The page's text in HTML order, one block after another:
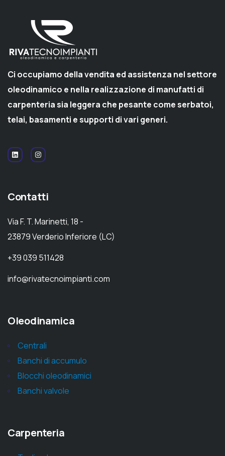
Ci occupiamo della vendita ed assistenza nel settore
oleodinamico e nella realizzazione di manufatti di
carpenteria sia leggera che pesante come serbatoi,
telai, basamenti e supporti di vari generi.
Contatti
Via F. T. Marinetti, 18 -
23879 Verderio Inferiore (LC)
+39 039 511428
info@rivatecnoimpianti.com
Oleodinamica
Centrali
Banchi di accumulo
Blocchi oleodinamici
Banchi valvole
Carpenteria